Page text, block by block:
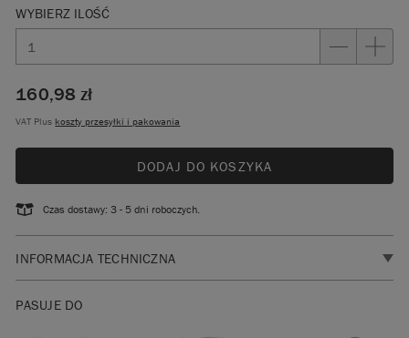
1. WYBIERZ WYKOŃCZENIE
2. WPROWADŹ WYMIARY
Dodaj wymiary powierzchni, którą chcez pomalować
Wysokość
DODAJ KOLEJNĄ POWIERZCHNIĘ
WYBIERZ ILOŚĆ
160,98 zł
VAT Plus koszty przesyłki i pakowania
DODAJ DO KOSZYKA
Czas dostawy: 3 - 5 dni roboczych.
INFORMACJA TECHNICZNA
upcyklingowego.
PASUJE DO